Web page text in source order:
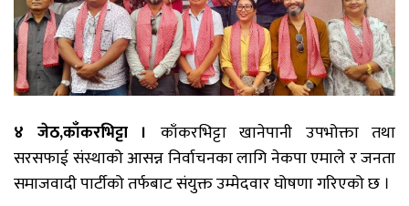
४ जेठ,काँकरभिट्टा । काँकरभिट्टा खानेपानी उपभोक्ता तथा
सरसफाई संस्थाको आसन्न निर्वाचनका लागि नेकपा एमाले र जनता
समाजवादी पार्टीको तर्फबाट संयुक्त उम्मेदवार घोषणा गरिएको छ ।